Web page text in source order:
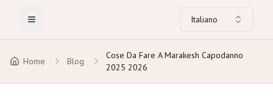
Toggle Menu Italiano
Home Blog
Cose Da Fare A Marakesh Capodanno
2025 2026